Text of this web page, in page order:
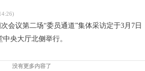
会议第二场“委员通道”集体采访定于3月7日
央大厅北侧举行。
没有更多内容了